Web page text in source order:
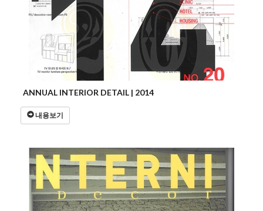
ANNUAL INTERIOR DETAIL | 2014
내용보기